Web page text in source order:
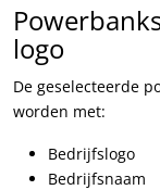
logo
De geselecteerde
worden met:
Bedrijfslogo
Bedrijfsnaam